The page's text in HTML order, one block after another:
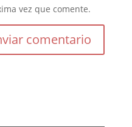
vez que comente.